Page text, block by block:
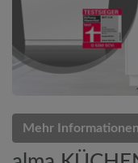
Mehr Informationen